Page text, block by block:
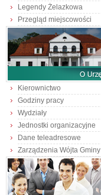
Legendy Żelazkowa
Przegląd miejscowości
Kierownictwo
Godziny pracy
Wydziały
Jednostki organizacyjne
Dane teleadresowe
Zarządzenia Wójta Gminy